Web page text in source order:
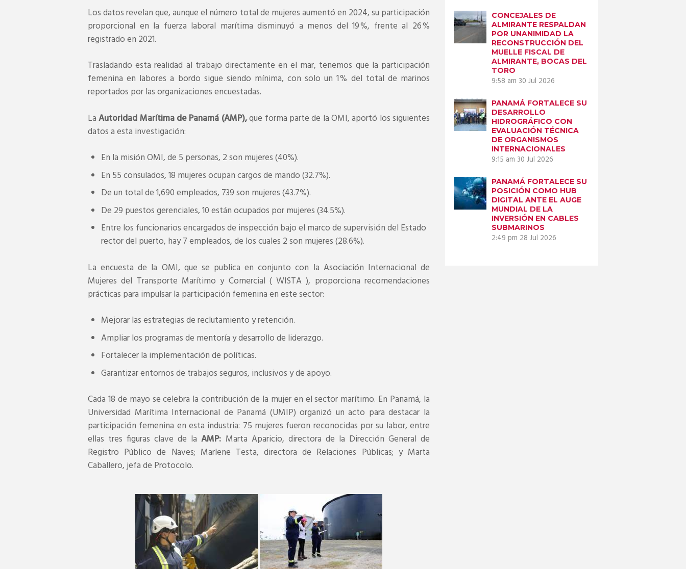
Los datos revelan que, aunque el número total de mujeres aumentó en 2024, su participación
proporcional en la fuerza laboral marítima disminuyó a menos del 19 %, frente al 26 %
registrado en 2021.
Trasladando esta realidad al trabajo directamente en el mar, tenemos que la participación
femenina en labores a bordo sigue siendo mínima, con solo un 1 % del total de marinos
reportados por las organizaciones encuestadas.
LaAutoridad Marítima de Panamá (AMP),que forma parte de la OMI, aportó los siguientes
datos a esta investigación:
En la misión OMI, de 5 personas, 2 son mujeres (40%).
En 55 consulados, 18 mujeres ocupan cargos de mando (32.7%).
De un total de 1,690 empleados, 739 son mujeres (43.7%).
De 29 puestos gerenciales, 10 están ocupados por mujeres (34.5%).
Entre los funcionarios encargados de inspección bajo el marco de supervisión del Estado
rector del puerto, hay 7 empleados, de los cuales 2 son mujeres (28.6%).
La encuesta de la OMI, que se publica en conjunto con la Asociación Internacional de
Mujeres del Transporte Marítimo y Comercial ( WISTA ), proporciona recomendaciones
prácticas para impulsar la participación femenina en este sector:
Mejorar las estrategias de reclutamiento y retención.
Ampliar los programas de mentoría y desarrollo de liderazgo.
Fortalecer la implementación de políticas.
Garantizar entornos de trabajos seguros, inclusivos y de apoyo.
Cada 18 de mayo se celebra la contribución de la mujer en el sector marítimo. En Panamá, la
Universidad Marítima Internacional de Panamá (UMIP) organizó un acto para destacar la
participación femenina en esta industria: 75 mujeres fueron reconocidas por su labor, entre
ellas tres figuras clave de laAMP: Marta Aparicio, directora de la Dirección General de
Registro Público de Naves; Marlene Testa, directora de Relaciones Públicas; y Marta
Caballero, jefa de Protocolo.
CONCEJALES DE
ALMIRANTE RESPALDAN
POR UNANIMIDAD LA
RECONSTRUCCIÓN DEL
MUELLE FISCAL DE
ALMIRANTE, BOCAS DEL
TORO
9:58 am 30 Jul 2026
PANAMÁ FORTALECE SU
DESARROLLO
HIDROGRÁFICO CON
EVALUACIÓN TÉCNICA
DE ORGANISMOS
INTERNACIONALES
9:15 am 30 Jul 2026
PANAMÁ FORTALECE SU
POSICIÓN COMO HUB
DIGITAL ANTE EL AUGE
MUNDIAL DE LA
INVERSIÓN EN CABLES
SUBMARINOS
2:49 pm 28 Jul 2026